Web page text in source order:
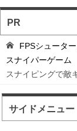
PR
FPSシュータ
スナイパーゲーム
スナイピングで敵
サイドメニュー